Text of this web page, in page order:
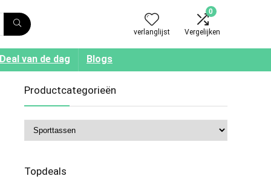
verlanglijst
0
Vergelijken
Deal van de dag Blogs
Productcategorieën
Topdeals